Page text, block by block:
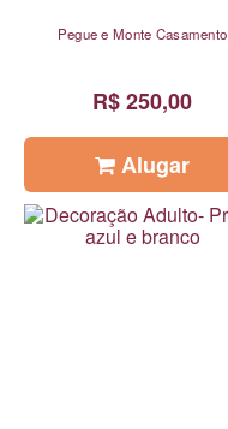
Pegue e Monte Casamento
R$ 250,00
Alugar